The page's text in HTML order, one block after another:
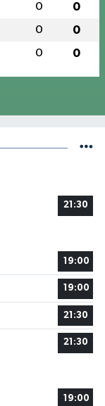
0 0
0 0
0 0
21:30
19:00
19:00
21:30
21:30
19:00